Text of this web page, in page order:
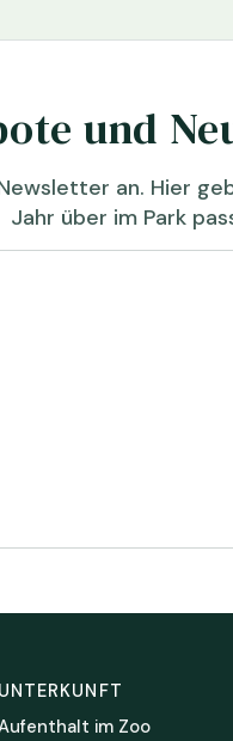
und
an. Hier
Jahr über im Park
UNTERKUNFT
im Zoo